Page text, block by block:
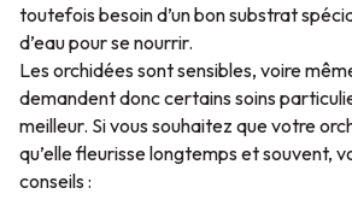
toutefois besoin d’un bon substrat
d’eau pour se nourrir.
Les orchidées sont sensibles, voire
demandent donc certains soins
meilleur. Si vous souhaitez que votre
qu’elle fleurisse longtemps et souvent,
conseils :